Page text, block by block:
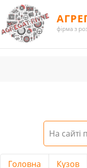
фірма з
На сайті
Головна Кузов